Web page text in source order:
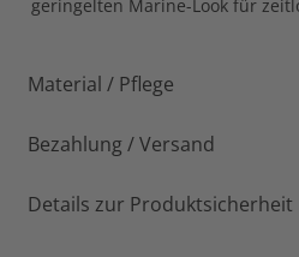
geringelten Marine-Look für
Material / Pflege
Bezahlung / Versand
Details zur Produktsicherheit